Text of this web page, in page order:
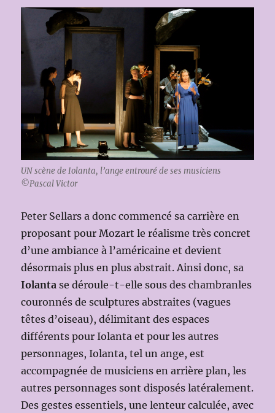
UN scène de Iolanta, l’ange entrouré de ses musiciens
©Pascal Victor
Peter Sellars a donc commencé sa carrière en
proposant pour Mozart le réalisme très concret
d’une ambiance à l’américaine et devient
désormais plus en plus abstrait. Ainsi donc, sa
Iolantase déroule-t-elle sous des chambranles
couronnés de sculptures abstraites (vagues
têtes d’oiseau), délimitant des espaces
différents pour Iolanta et pour les autres
personnages, Iolanta, tel un ange, est
accompagnée de musiciens en arrière plan, les
autres personnages sont disposés latéralement.
Des gestes essentiels, une lenteur calculée, avec